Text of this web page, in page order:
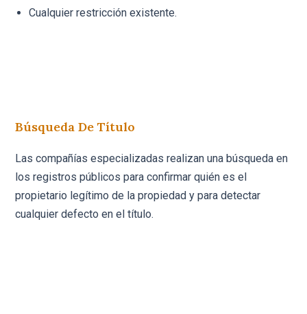
Cualquier restricción existente.
Búsqueda De Título
Las compañías especializadas realizan una búsqueda en
los registros públicos para confirmar quién es el
propietario legítimo de la propiedad y para detectar
cualquier defecto en el título.